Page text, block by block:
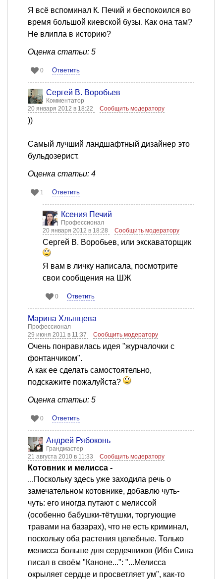
Я всё вспоминал К. Печий и беспокоился во
время большой киевской бузы. Как она там?
Не влипла в историю?
Оценка статьи: 5
0 Ответить
Сергей В. Воробьев
Комментатор
20 января 2012 в 18:22
Сообщить модератору
))
Самый лучший ландшафтный дизайнер это
бульдозерист.
Оценка статьи: 4
1 Ответить
Ксения Печий
Профессионал
20 января 2012 в 18:28
Сообщить модератору
Сергей В. Воробьев, или экскаваторщик
Я вам в личку написала, посмотрите
свои сообщения на ШЖ
0 Ответить
Марина Хлынцева
Профессионал
29 июня 2011 в 11:37
Сообщить модератору
Очень понравилась идея "журчалочки с
фонтанчиком".
А как ее сделать самостоятельно,
подскажите пожалуйста?
Оценка статьи: 5
0 Ответить
Андрей Рябоконь
Грандмастер
21 августа 2010 в 11:33
Сообщить модератору
Котовник и мелисса -
...Поскольку здесь уже заходила речь о
замечательном котовнике, добавлю чуть-
чуть: его иногда путают с мелиссой
(особенно бабушки-тётушки, торгующие
травами на базарах), что не есть криминал,
поскольку оба растения целебные. Только
мелисса больше для сердечников (Ибн Сина
писал в своём "Каноне...": "...Мелисса
окрыляет сердце и просветляет ум", как-то